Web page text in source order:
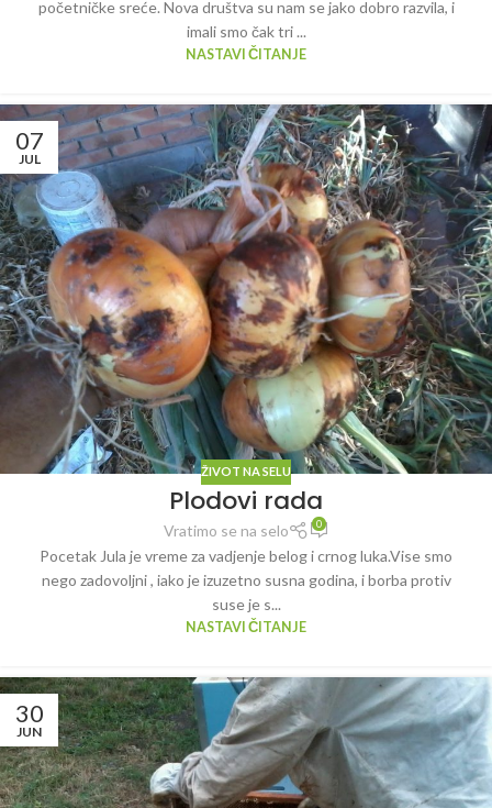
početničke sreće. Nova društva su nam se jako dobro razvila, i
imali smo čak tri ...
NASTAVI ČITANJE
07
JUL
ŽIVOT NA SELU
Plodovi rada
Vratimo se na selo 0
Pocetak Jula je vreme za vadjenje belog i crnog luka.Vise smo
nego zadovoljni , iako je izuzetno susna godina, i borba protiv
suse je s...
NASTAVI ČITANJE
30
JUN